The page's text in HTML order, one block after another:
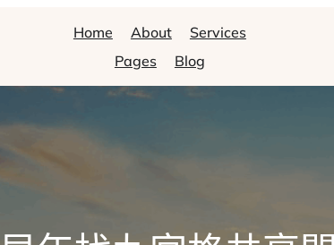
Home About
Services
Pages
Blog